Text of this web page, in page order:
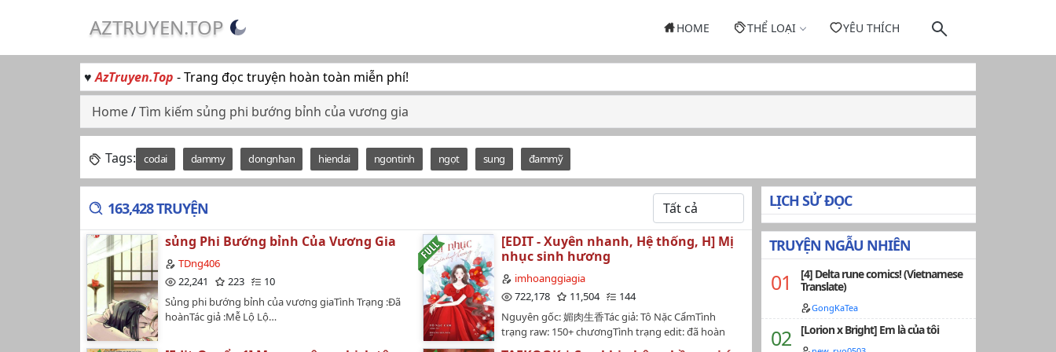
AZTRUYEN.TOP HOME THỂ LOẠI YÊU THÍCH
♥AzTruyen.Top - Trang đọc truyện hoàn toàn miễn phí!
Home/Tìm kiếm sủng phi bướng bỉnh của vương gia
Tags: codai dammy dongnhan hiendai ngontinh ngọt sung đammỹ
163,428 TRUYỆN
sủng Phi Bướng bỉnh Của Vương Gia
TDng406
22,241
223
10
Sủng phi bướng bỉnh của vương giaTình Trạng :Đã
hoànTác giả :Mễ Lộ Lộ…
[EDIT - Xuyên nhanh, Hệ thống, H] Mị
nhục sinh hương
imhoanggiagia
722,178
11,504
144
Nguyên gốc: 媚肉生香Tác giả: Tô Nặc CẩmTình
trạng raw: 150+ chươngTình trạng edit: đã hoàn
LỊCH SỬ ĐỌC
TRUYỆN NGẪU NHIÊN
[4] Delta rune comics! (Vietnamese
Translate)
GongKaTea
[Lorion x Bright] Em là của tôi